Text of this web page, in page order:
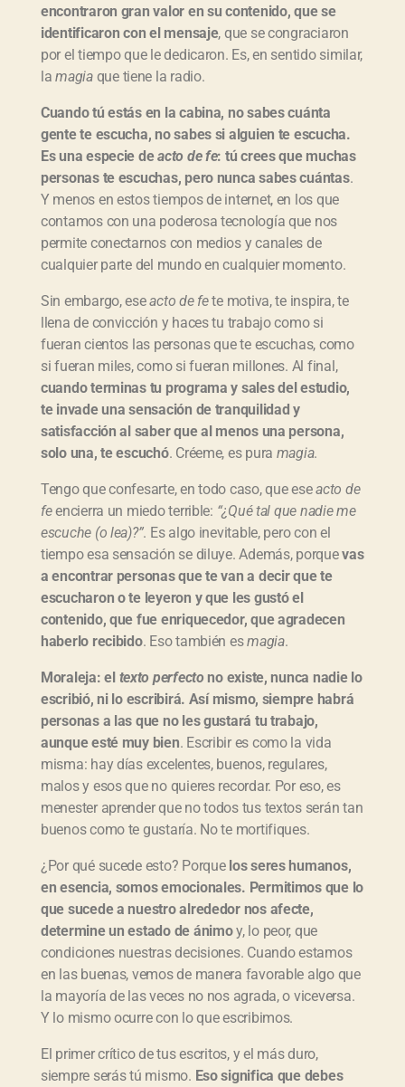
encontraron gran valor en su contenido, que se
identificaron con el mensaje, que se congraciaron
por el tiempo que le dedicaron. Es, en sentido similar,
lamagiaque tiene la radio.
Cuando tú estás en la cabina, no sabes cuánta
gente te escucha, no sabes si alguien te escucha.
Es una especie deacto de fe: tú crees que muchas
personas te escuchas, pero nunca sabes cuántas.
Y menos en estos tiempos de internet, en los que
contamos con una poderosa tecnología que nos
permite conectarnos con medios y canales de
cualquier parte del mundo en cualquier momento.
Sin embargo, eseacto de fete motiva, te inspira, te
llena de convicción y haces tu trabajo como si
fueran cientos las personas que te escuchas, como
si fueran miles, como si fueran millones. Al final,
cuando terminas tu programa y sales del estudio,
te invade una sensación de tranquilidad y
satisfacción al saber que al menos una persona,
solo una, te escuchó. Créeme, es pura magia.
Tengo que confesarte, en todo caso, que eseacto de
feencierra un miedo terrible: “¿Qué tal que nadie me
escuche (o lea)?”. Es algo inevitable, pero con el
tiempo esa sensación se diluye. Además, porquevas
a encontrar personas que te van a decir que te
escucharon o te leyeron y que les gustó el
contenido, que fue enriquecedor, que agradecen
haberlo recibido. Eso también esmagia.
Moraleja: el texto perfecto no existe, nunca nadie lo
escribió, ni lo escribirá. Así mismo, siempre habrá
personas a las que no les gustará tu trabajo,
aunque esté muy bien. Escribir es como la vida
misma: hay días excelentes, buenos, regulares,
malos y esos que no quieres recordar. Por eso, es
menester aprender que no todos tus textos serán tan
buenos como te gustaría. No te mortifiques.
¿Por qué sucede esto? Porque los seres humanos,
en esencia, somos emocionales. Permitimos que lo
que sucede a nuestro alrededor nos afecte,
determine un estado de ánimoy, lo peor, que
condiciones nuestras decisiones. Cuando estamos
en las buenas, vemos de manera favorable algo que
la mayoría de las veces no nos agrada, o viceversa.
Y lo mismo ocurre con lo que escribimos.
El primer crítico de tus escritos, y el más duro,
siempre serás tú mismo. Eso significa que debes